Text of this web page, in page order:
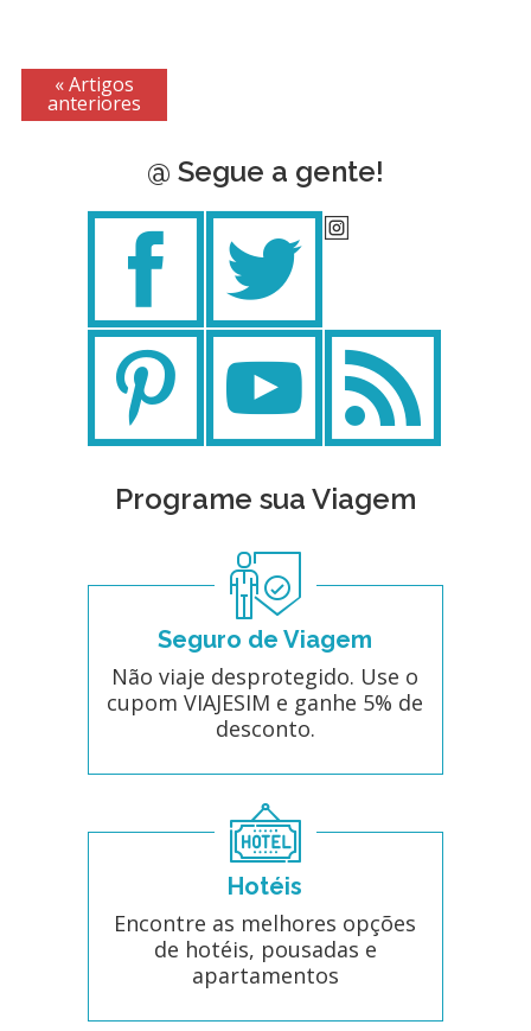
« Artigos
anteriores
@ Segue a gente!
Programe sua Viagem
Seguro de Viagem
Não viaje desprotegido. Use o
cupom VIAJESIM e ganhe 5% de
desconto.
Hotéis
Encontre as melhores opções
de hotéis, pousadas e
apartamentos